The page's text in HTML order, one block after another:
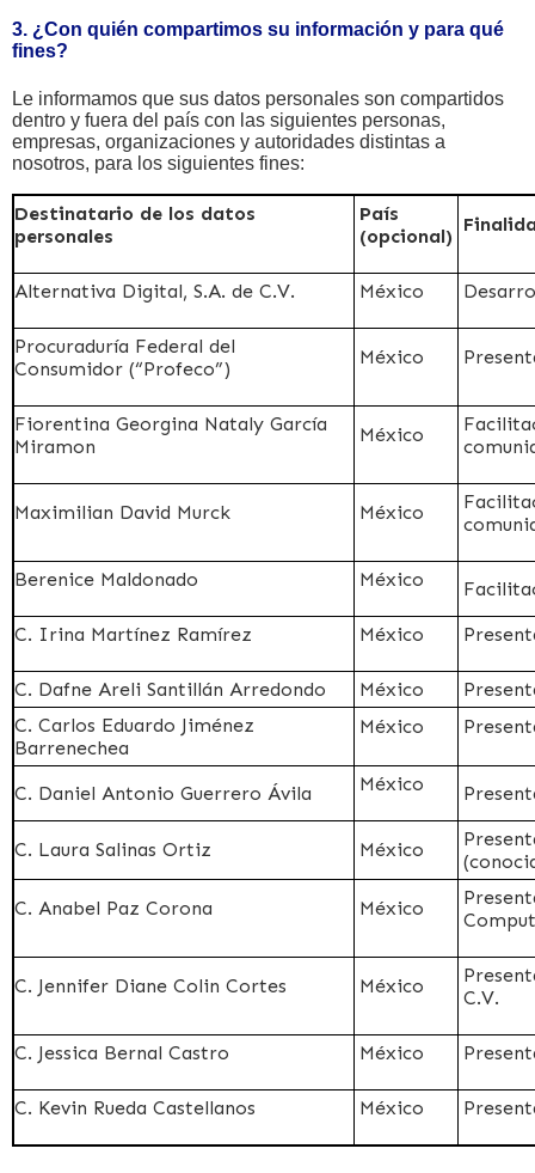
3. ¿Con quién compartimos su información y para qué
fines?
Le informamos que sus datos personales son compartidos
dentro y fuera del país con las siguientes personas,
empresas, organizaciones y autoridades distintas a
nosotros, para los siguientes fines:
Destinatario de los datos
personales
País
(opcional)
Alternativa Digital, S.A. de C.V. México
Procuraduría Federal del
Consumidor (“Profeco”)
México
Fiorentina Georgina Nataly García
Miramon
México
Maximilian David Murck México
Berenice Maldonado México
C. Irina Martínez Ramírez
México
C. Dafne Areli Santillán Arredondo México
C. Carlos Eduardo Jiménez
Barrenechea
México
C. Daniel Antonio Guerrero Ávila México
C. Laura Salinas Ortiz México
C. Anabel Paz Corona México
C. Jennifer Diane Colin Cortes México
C.V.
C. Jessica Bernal Castro México
C. Kevin Rueda Castellanos México